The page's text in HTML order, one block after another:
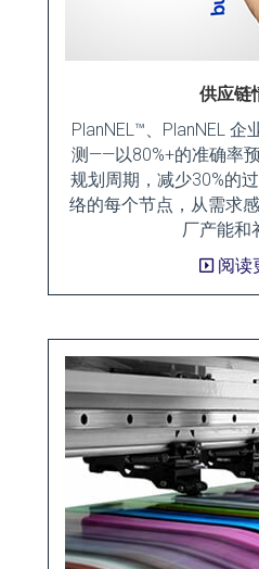
供应链
PlanNEL™、PlanNEL
测——以80%+的准确率
规划周期，减少30%的
络的每个节点，从需求
厂产能和
阅读